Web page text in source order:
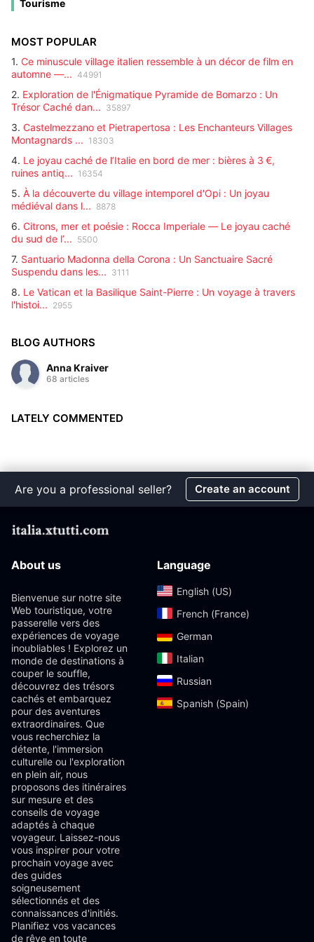
masques, de couleurs et de traditions séculaires qui attire chaque année
campagne. Chaque annonce contient des informations détaillées :
trouvez le bien qui vous convient.
Tourisme
MOST POPULAR
1. Ce minuscule village italien ressemble à un décor de film en
automne —... 44991
2. Exploration de l'Énigmatique Pyramide de Bomarzo : Un
Trésor Caché dan... 35897
3. Castelmezzano et Pietrapertosa : Les Enchanteurs Villages
Montagnards ... 18303
4. Le joyau caché de l’Italie en bord de mer : bières à 3 €,
ruines antiq... 16354
5. À la découverte du village intemporel d'Opi : Un joyau
médiéval dans l... 8878
6. Citrons, mer et poésie : Rocca Imperiale — Le joyau caché
du sud de l’... 5500
7. Santuario Madonna della Corona : Un Sanctuaire Sacré
Suspendu dans les... 3111
8. Le Vatican et la Basilique Saint-Pierre : Un voyage à travers
l'histoi... 2955
BLOG AUTHORS
Anna Kraiver
68 articles
LATELY COMMENTED
Are you a professional seller? Create an account
About us
Bienvenue sur notre site
Web touristique, votre
passerelle vers des
expériences de voyage
inoubliables ! Explorez un
monde de destinations à
couper le souffle,
découvrez des trésors
cachés et embarquez
pour des aventures
extraordinaires. Que
vous recherchiez la
détente, l'immersion
culturelle ou l'exploration
en plein air, nous
proposons des itinéraires
sur mesure et des
conseils de voyage
adaptés à chaque
voyageur. Laissez-nous
vous inspirer pour votre
prochain voyage avec
des guides
soigneusement
sélectionnés et des
connaissances d'initiés.
Planifiez vos vacances
de rêve en toute
Language
English (US)‎
French (France)‎
German‎
Italian‎
Russian‎
Spanish (Spain)‎